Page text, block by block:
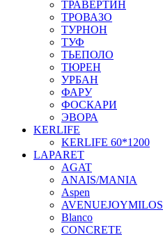
ТРАВЕРТИН
ТРОВАЗО
ТУРНОН
ТУФ
ТЬЕПОЛО
ТЮРЕН
УРБАН
ФАРУ
ФОСКАРИ
ЭВОРА
KERLIFE
KERLIFE 60*1200
LAPARET
AGAT
ANAIS/MANIA
Aspen
AVENUEJOYMILOS
Blanco
CONCRETE